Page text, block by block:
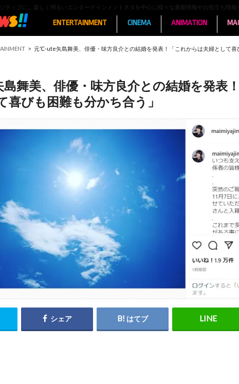
ティブに、楽しく明るいエンターテインメントネタを中心に様々な最新情報やお役立ち情
ENTERTAINMENT CINEMA ANIMATION
元℃-ute矢島舞美、俳優・味方良介との結婚を発表！「これからは夫婦として喜
舞美、俳優・味方良介との結婚を発表
喜びも困難も分かち合う」
シェア はてブ